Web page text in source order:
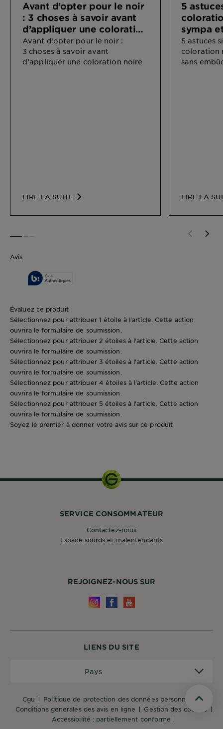
Avant d’opter pour le noir
: 3 choses à savoir avant
d’appliquer une coloration
noire
Avant d’opter pour le noir :
3 choses à savoir avant
d’appliquer une coloration noire
LIRE LA SUITE
5
sympa
5 astuces
coloration
sans
LIRE LA
Avis
Évaluez ce produit
Sélectionnez pour attribuer 1 étoile à l'article. Cette action
ouvrira le formulaire de soumission.
Sélectionnez pour attribuer 2 étoiles à l'article. Cette action
ouvrira le formulaire de soumission.
Sélectionnez pour attribuer 3 étoiles à l'article. Cette action
ouvrira le formulaire de soumission.
Sélectionnez pour attribuer 4 étoiles à l'article. Cette action
ouvrira le formulaire de soumission.
Sélectionnez pour attribuer 5 étoiles à l'article. Cette action
ouvrira le formulaire de soumission.
Soyez le premier à donner votre avis sur ce produit
LIENS DU SITE
cgu
politique de protection des données personnelles
conditions générales des avis en ligne
gestion des cookies
accessibilité : partiellement conforme
Pays
REJOIGNEZ-NOUS SUR
SERVICE CONSOMMATEUR
Contactez-nous
Espace sourds et malentendants
Scroll